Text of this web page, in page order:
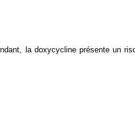
la doxycycline présente un